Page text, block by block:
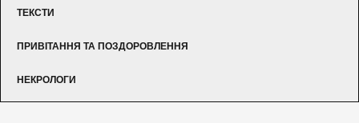
ТЕКСТИ
ПРИВІТАННЯ ТА ПОЗДОРОВЛЕННЯ
НЕКРОЛОГИ